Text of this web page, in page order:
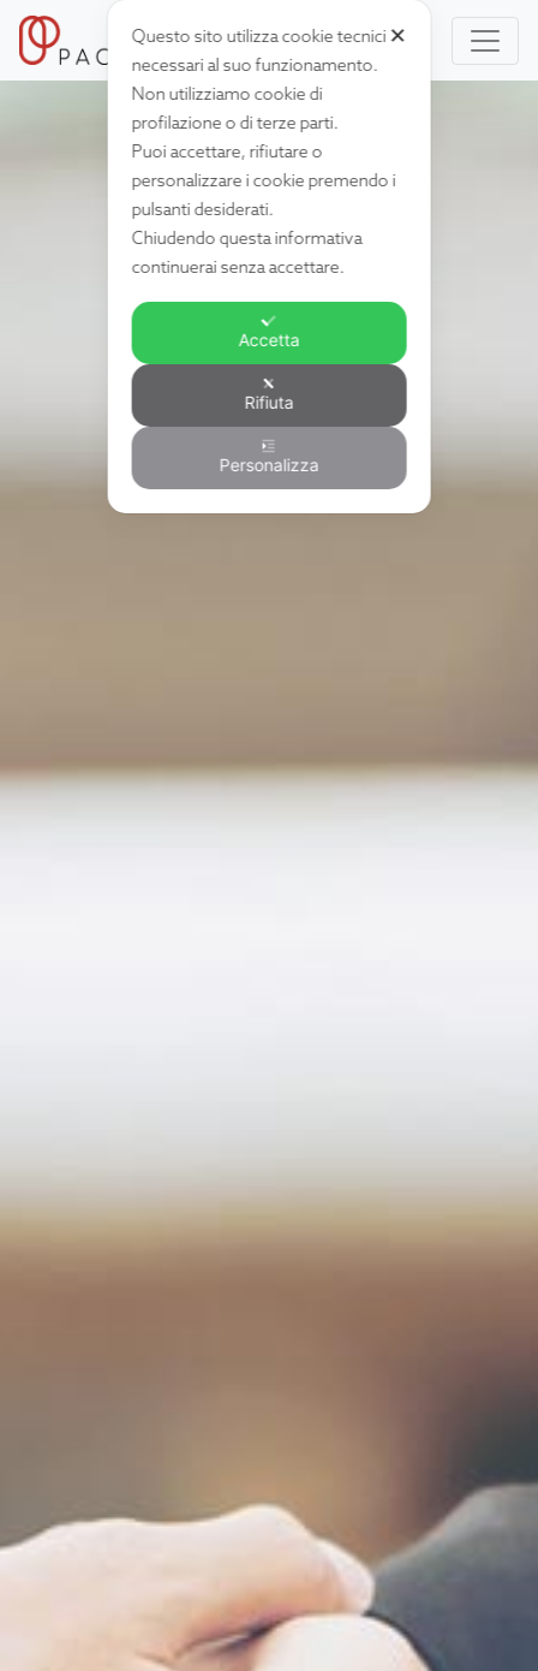
✕
Questo sito utilizza cookie tecnici
necessari al suo funzionamento.
Non utilizziamo cookie di
profilazione o di terze parti.
Puoi accettare, rifiutare o
personalizzare i cookie premendo i
pulsanti desiderati.
Chiudendo questa informativa
continuerai senza accettare.
Accetta
Rifiuta
Personalizza